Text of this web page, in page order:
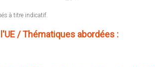
Physique)
Biochimie)
des Procédés - Département composante)
à titre indicatif.
/ Thématiques abordées :